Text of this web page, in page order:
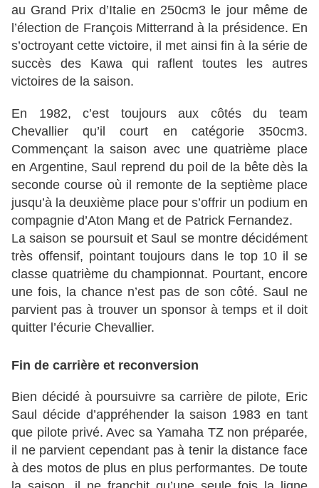
au Grand Prix d’Italie en 250cm3 le jour même de
l’élection de François Mitterrand à la présidence. En
s’octroyant cette victoire, il met ainsi fin à la série de
succès des Kawa qui raflent toutes les autres
victoires de la saison.
En 1982, c’est toujours aux côtés du team
Chevallier qu’il court en catégorie 350cm3.
Commençant la saison avec une quatrième place
en Argentine, Saul reprend du poil de la bête dès la
seconde course où il remonte de la septième place
jusqu’à la deuxième place pour s’offrir un podium en
compagnie d’Aton Mang et de Patrick Fernandez.
La saison se poursuit et Saul se montre décidément
très offensif, pointant toujours dans le top 10 il se
classe quatrième du championnat. Pourtant, encore
une fois, la chance n’est pas de son côté. Saul ne
parvient pas à trouver un sponsor à temps et il doit
quitter l’écurie Chevallier.
Fin de carrière et reconversion
Bien décidé à poursuivre sa carrière de pilote, Eric
Saul décide d’appréhender la saison 1983 en tant
que pilote privé. Avec sa Yamaha TZ non préparée,
il ne parvient cependant pas à tenir la distance face
à des motos de plus en plus performantes. De toute